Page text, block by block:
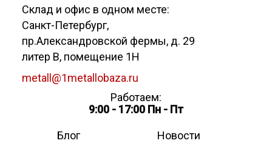
Склад и офис в одном месте:
Санкт-Петербург,
пр.Александровской фермы, д. 29
литер В, помещение 1Н
metall@1metallobaza.ru
Работаем:
9:00 - 17:00 Пн - Пт
Блог
Новости